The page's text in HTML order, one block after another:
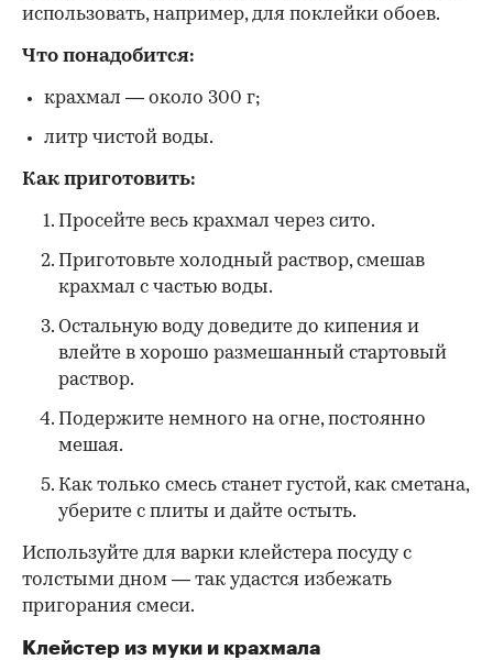
использовать, например, для поклейки обоев.
Что понадобится:
крахмал — около 300 г;
литр чистой воды.
Как приготовить:
Просейте весь крахмал через сито.
Приготовьте холодный раствор, смешав
крахмал с частью воды.
Остальную воду доведите до кипения и
влейте в хорошо размешанный стартовый
раствор.
Подержите немного на огне, постоянно
мешая.
Как только смесь станет густой, как сметана,
уберите с плиты и дайте остыть.
Используйте для варки клейстера посуду с
толстыми дном — так удастся избежать
пригорания смеси.
Клейстер из муки и крахмала